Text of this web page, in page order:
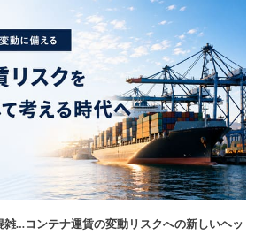
雑…コンテナ運賃の変動リスクへの新しいヘッ